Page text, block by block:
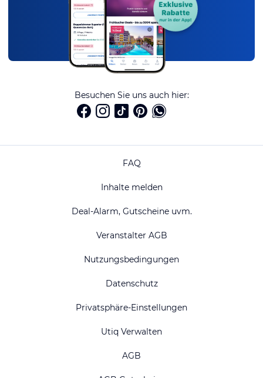
Besuchen Sie uns auch hier:
FAQ
Inhalte melden
Deal-Alarm, Gutscheine uvm.
Veranstalter AGB
Nutzungsbedingungen
Datenschutz
Privatsphäre-Einstellungen
Utiq Verwalten
AGB